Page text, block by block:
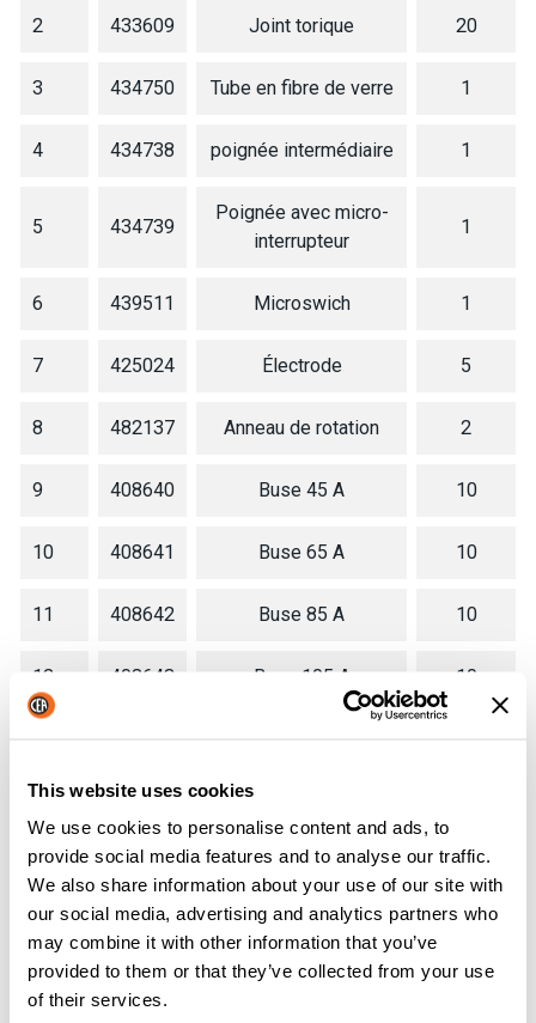
This website uses cookies
We use cookies to personalise content and ads, to
provide social media features and to analyse our traffic.
We also share information about your use of our site with
our social media, advertising and analytics partners who
may combine it with other information that you’ve
provided to them or that they’ve collected from your use
of their services.
2 433609 Joint torique 20
3 434750 Tube en fibre de verre 1
4 434738 poignée intermédiaire 1
5 434739
Poignée avec micro-
interrupteur
1
6 439511 Microswich 1
7 425024 Électrode 5
8 482137 Anneau de rotation 2
9 408640 Buse 45 A 10
10 408641 Buse 65 A 10
11 408642 Buse 85 A 10
12 408643 Buse 105 A 10
14 408645 Buse 160 A
15 408632
Buse pour gougeage
105-125 A
10
16 408633
Buse pour gougeage
160 A
10